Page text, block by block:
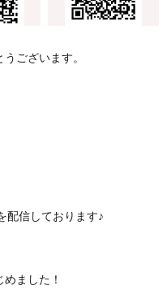
ございます。
配信しております♪
ました！